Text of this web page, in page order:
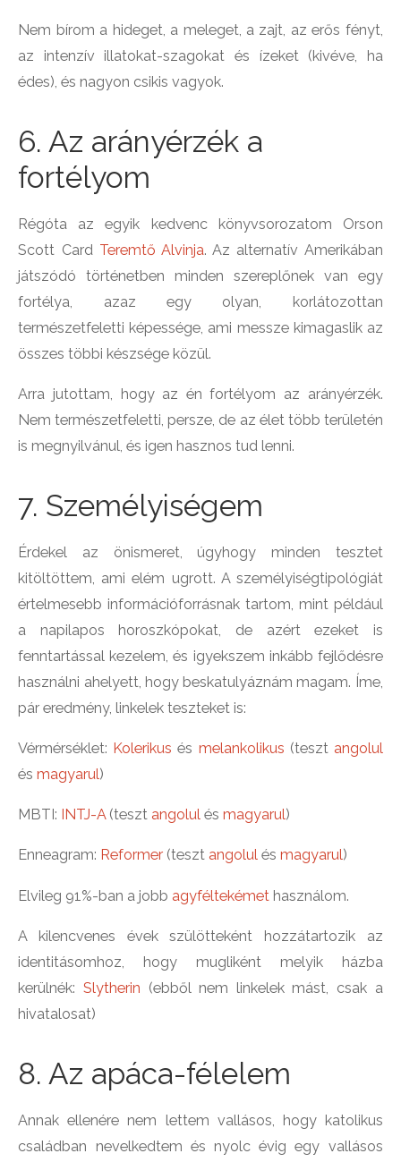
Nem bírom a hideget, a meleget, a zajt, az erős fényt,
az intenzív illatokat-szagokat és ízeket (kivéve, ha
édes), és nagyon csikis vagyok.
6. Az arányérzék a
fortélyom
Régóta az egyik kedvenc könyvsorozatom Orson
Scott Card Teremtő Alvinja. Az alternatív Amerikában
játszódó történetben minden szereplőnek van egy
fortélya, azaz egy olyan, korlátozottan
természetfeletti képessége, ami messze kimagaslik az
összes többi készsége közül.
Arra jutottam, hogy az én fortélyom az arányérzék.
Nem természetfeletti, persze, de az élet több területén
is megnyilvánul, és igen hasznos tud lenni.
7. Személyiségem
Érdekel az önismeret, úgyhogy minden tesztet
kitöltöttem, ami elém ugrott. A személyiségtipológiát
értelmesebb információforrásnak tartom, mint például
a napilapos horoszkópokat, de azért ezeket is
fenntartással kezelem, és igyekszem inkább fejlődésre
használni ahelyett, hogy beskatulyáznám magam. Íme,
pár eredmény, linkelek teszteket is:
Vérmérséklet: Kolerikus és melankolikus (teszt angolul
ésmagyarul)
MBTI: INTJ-A(teszt angolul ésmagyarul)
Enneagram: Reformer (teszt angolul ésmagyarul)
Elvileg 91%-ban a jobb agyféltekémet használom.
A kilencvenes évek szülötteként hozzátartozik az
identitásomhoz, hogy mugliként melyik házba
kerülnék: Slytherin (ebből nem linkelek mást, csak a
hivatalosat)
8. Az apáca-félelem
Annak ellenére nem lettem vallásos, hogy katolikus
családban nevelkedtem és nyolc évig egy vallásos